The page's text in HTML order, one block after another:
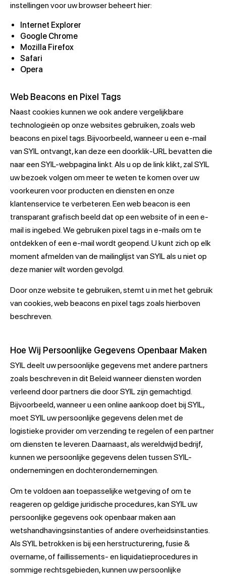
instellingen voor uw browser beheert hier:
Internet Explorer
Google Chrome
Mozilla Firefox
Safari
Opera
Web Beacons en Pixel Tags
Naast cookies kunnen we ook andere vergelijkbare
technologieën op onze websites gebruiken, zoals web
beacons en pixel tags. Bijvoorbeeld, wanneer u een e-mail
van SYIL ontvangt, kan deze een doorklik-URL bevatten die
naar een SYIL-webpagina linkt. Als u op de link klikt, zal SYIL
uw bezoek volgen om meer te weten te komen over uw
voorkeuren voor producten en diensten en onze
klantenservice te verbeteren. Een web beacon is een
transparant grafisch beeld dat op een website of in een e-
mail is ingebed. We gebruiken pixel tags in e-mails om te
ontdekken of een e-mail wordt geopend. U kunt zich op elk
moment afmelden van de mailinglijst van SYIL als u niet op
deze manier wilt worden gevolgd.
Door onze website te gebruiken, stemt u in met het gebruik
van cookies, web beacons en pixel tags zoals hierboven
beschreven.
Hoe Wij Persoonlijke Gegevens Openbaar Maken
SYIL deelt uw persoonlijke gegevens met andere partners
zoals beschreven in dit Beleid wanneer diensten worden
verleend door partners die door SYIL zijn gemachtigd.
Bijvoorbeeld, wanneer u een online aankoop doet bij SYIL,
moet SYIL uw persoonlijke gegevens delen met de
logistieke provider om verzending te regelen of een partner
om diensten te leveren. Daarnaast, als wereldwijd bedrijf,
kunnen we persoonlijke gegevens delen tussen SYIL-
ondernemingen en dochterondernemingen.
Om te voldoen aan toepasselijke wetgeving of om te
reageren op geldige juridische procedures, kan SYIL uw
persoonlijke gegevens ook openbaar maken aan
wetshandhavingsinstanties of andere overheidsinstanties.
Als SYIL betrokken is bij een herstructurering, fusie &
overname, of faillissements- en liquidatieprocedures in
sommige rechtsgebieden, kunnen uw persoonlijke